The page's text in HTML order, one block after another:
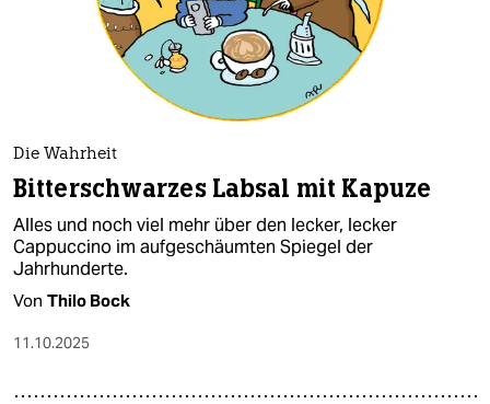
Die Wahrheit
Bitterschwarzes Labsal mit Kapuze
Alles und noch viel mehr über den lecker, lecker
Cappuccino im aufgeschäumten Spiegel der
Jahrhunderte.
Von Thilo Bock
11.10.2025